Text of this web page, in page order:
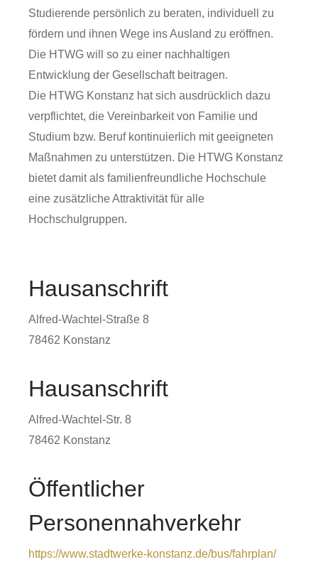
Studierende persönlich zu beraten, individuell zu
fördern und ihnen Wege ins Ausland zu eröffnen.
Die HTWG will so zu einer nachhaltigen
Entwicklung der Gesellschaft beitragen.
Die HTWG Konstanz hat sich ausdrücklich dazu
verpflichtet, die Vereinbarkeit von Familie und
Studium bzw. Beruf kontinuierlich mit geeigneten
Maßnahmen zu unterstützen. Die HTWG Konstanz
bietet damit als familienfreundliche Hochschule
eine zusätzliche Attraktivität für alle
Hochschulgruppen.
Hausanschrift
Alfred-Wachtel-Straße 8
78462 Konstanz
Hausanschrift
Alfred-Wachtel-Str. 8
78462 Konstanz
Öffentlicher
Personennahverkehr
https://www.stadtwerke-konstanz.de/bus/fahrplan/